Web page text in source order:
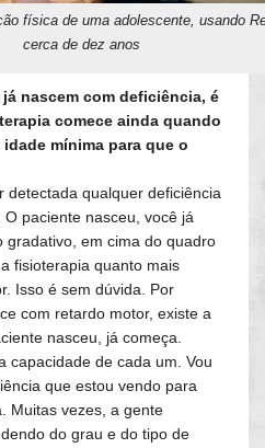
física de uma adolescente, usando
cerca de dez anos
nascem com deficiência, é
comece ainda quando
mínima para que o
detectada qualquer deficiência
paciente nasceu, você já
gradativo, em cima do quadro
fisioterapia quanto mais
Isso é sem dúvida. Por
com retardo motor, existe a
nasceu, já começa.
capacidade de cada um. Vou
que estou vendo para
Muitas vezes, a gente
do grau e do tipo de